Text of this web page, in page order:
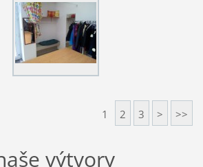
1 2 3 > >>
výtvory